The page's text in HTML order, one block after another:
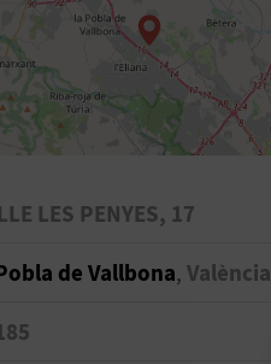
LES PENYES, 17
de Vallbona, València